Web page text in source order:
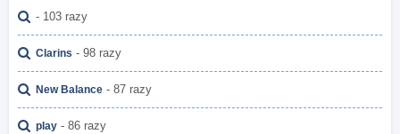
- 103 razy
Clarins - 98 razy
New Balance - 87 razy
play - 86 razy